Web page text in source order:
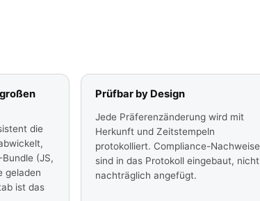
die
(JS,
geladen
ist das
Prüfbar by Design
Jede Präferenzänderung wird mit
Herkunft und Zeitstempeln
protokolliert. Compliance-Nachweise
sind in das Protokoll eingebaut, nicht
nachträglich angefügt.